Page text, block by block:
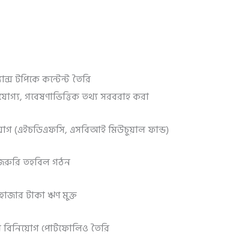
টপিকে কন্টেন্ট তৈরি
গবেষণাভিত্তিক তথ্য সরবরাহ করা
(এইচডিএফসি, এসবিআই মিউচুয়াল ফান্ড)
তহবিল গঠন
টাকা ঋণ মুক্ত
পোর্টফোলিও তৈরি